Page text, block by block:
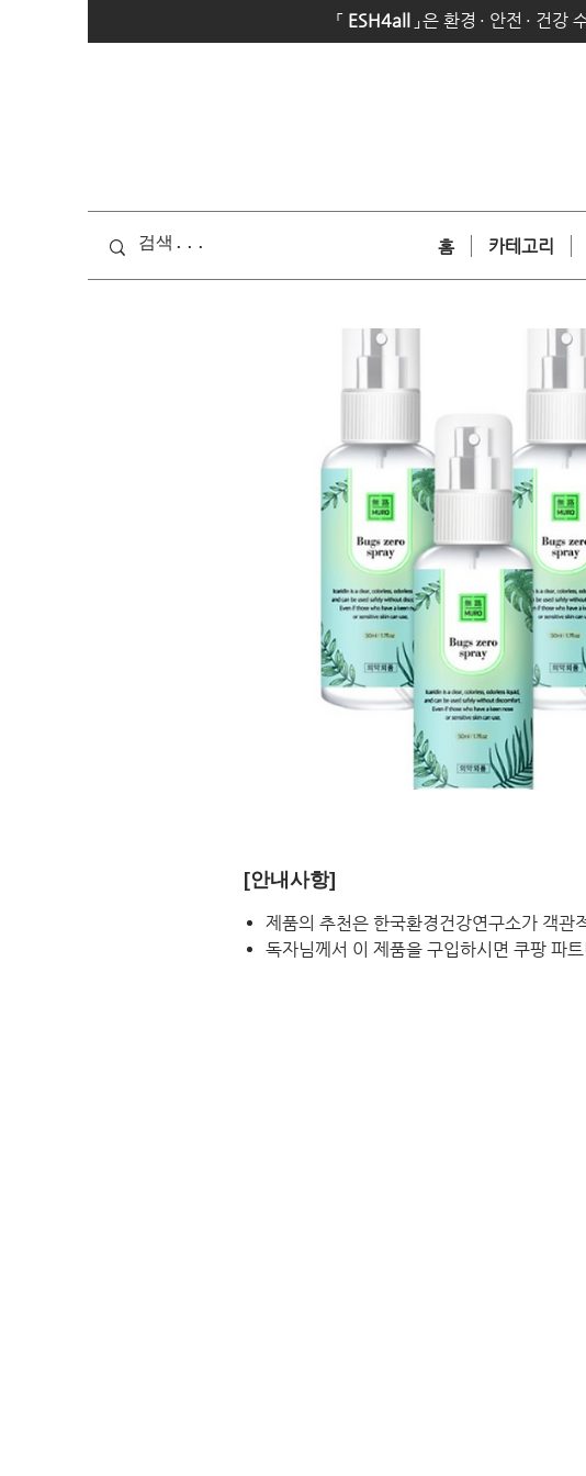
「 ESH4all 」은 환경 · 안전 · 건강
홈 카테고리
[안내사항]
제품의 추천은 한국환경건강연구소가 객관
독자님께서 이 제품을 구입하시면 쿠팡 파